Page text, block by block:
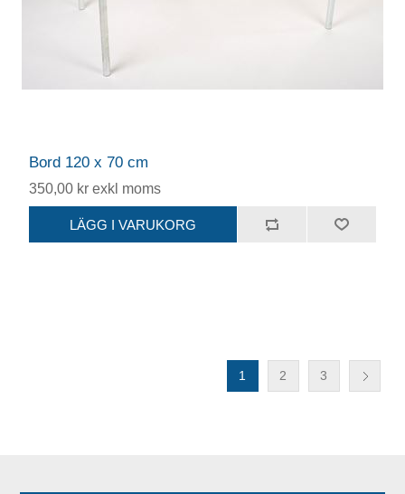
Bord 120 x 70 cm
350,00 kr exkl moms
1 2 3